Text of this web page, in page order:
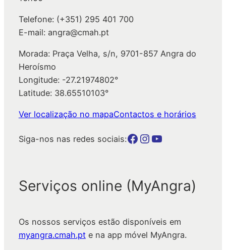
Telefone: (+351) 295 401 700
E-mail: angra@cmah.pt
Morada: Praça Velha, s/n, 9701-857 Angra do
Heroísmo
Longitude: -27.21974802°
Latitude: 38.65510103°
Ver localização no mapaContactos e horários
Siga-nos nas redes sociais:Botão para a página da autarquia no Facebook Botão para a página da autarquia no Instagram Botão para a página da autarquia no Youtube
Serviços online (MyAngra)
Os nossos serviços estão disponíveis em
myangra.cmah.pt e na app móvel MyAngra.